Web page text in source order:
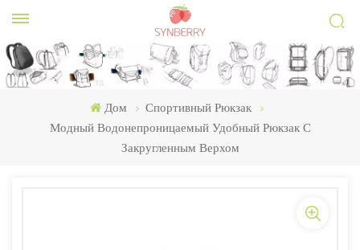
Дом
Спортивный Рюкзак
Модный Водонепроницаемый Удобный Рюкзак С
Закругленным Верхом